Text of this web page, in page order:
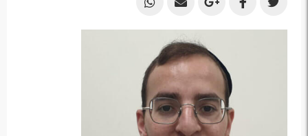
Share
on
Share
on
Facebook
Share
on
Google
Plus
Share
by
Email
Share
by